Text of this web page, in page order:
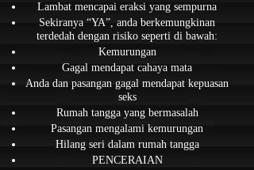
Lambat mencapai eraksi yang sempurna
Sekiranya “YA”, anda berkemungkinan
terdedah dengan risiko seperti di bawah:
Kemurungan
Gagal mendapat cahaya mata
Anda dan pasangan gagal mendapat kepuasan
seks
Rumah tangga yang bermasalah
Pasangan mengalami kemurungan
Hilang seri dalam rumah tangga
PENCERAIAN